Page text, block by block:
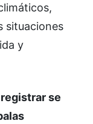
situaciones
y
se